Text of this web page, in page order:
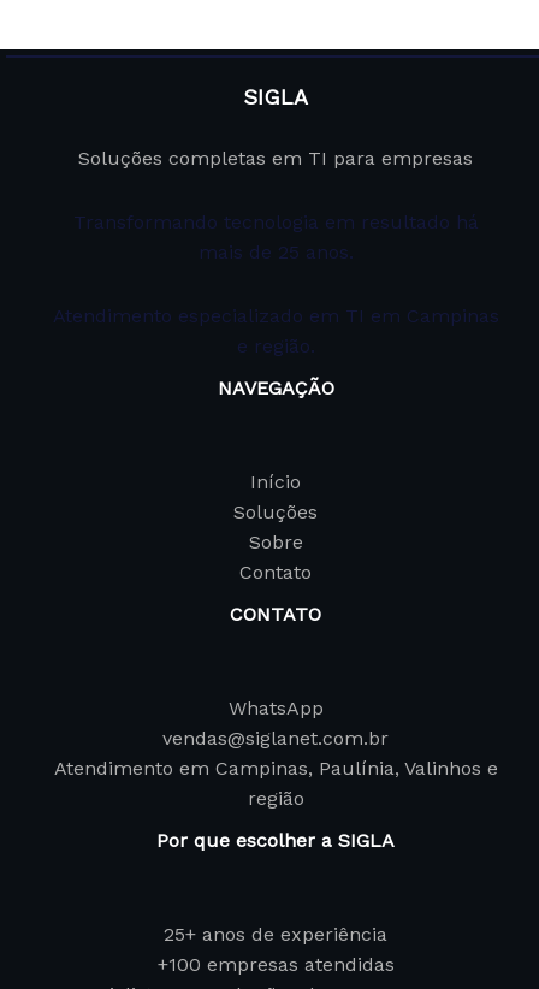
SIGLA
Soluções completas em TI para empresas
Transformando tecnologia em resultado há
mais de 25 anos.
Atendimento especializado em TI em Campinas
e região.
NAVEGAÇÃO
Início
Soluções
Sobre
Contato
CONTATO
WhatsApp
vendas@siglanet.com.br
Atendimento em Campinas, Paulínia, Valinhos e
região
Por que escolher a SIGLA
25+ anos de experiência
+100 empresas atendidas